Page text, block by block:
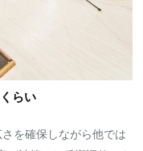
らい
を確保しながら他では